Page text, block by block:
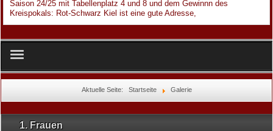
Saison 24/25 mit Tabellenplatz 4 und 8 und dem Gewinnn des
Kreispokals: Rot-Schwarz Kiel ist eine gute Adresse,
Über uns
Aktuelle Seite: Startseite Galerie
1. Frauen